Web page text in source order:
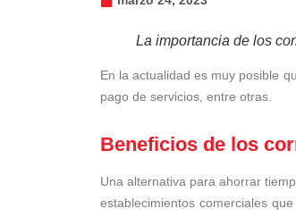
La importancia de los
En la actualidad es muy posible
pago de servicios, entre otras.
Beneficios de los
Una alternativa para ahorrar
establecimientos comerciales